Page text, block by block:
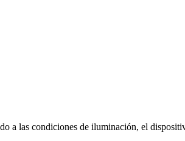
a las condiciones de iluminación, el